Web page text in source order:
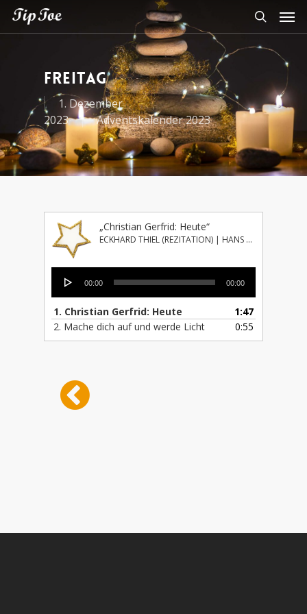
Freitag
1. Dezember
2023
Adventskalender 2023
„Christian Gerfrid: Heute“
ECKHARD THIEL (REZITATION) | HANS HERMANN JANSEN (KLAVIER)
Player
00:00 00:00
1. Christian Gerfrid: Heute
1:47
2. Mache dich auf und werde Licht
0:55